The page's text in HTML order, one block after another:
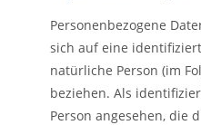
Personenbezogene
sich auf eine
natürliche Person (im
beziehen. Als
Person angesehen, die